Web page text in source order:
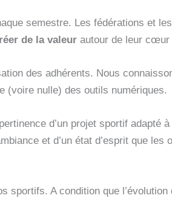
semestre. Les fédérations et
de la valeur autour de leur cœur
des adhérents. Nous
(voire nulle) des outils numériques.
d’un projet sportif adapté
et d’un état d’esprit que
sportifs. A condition que